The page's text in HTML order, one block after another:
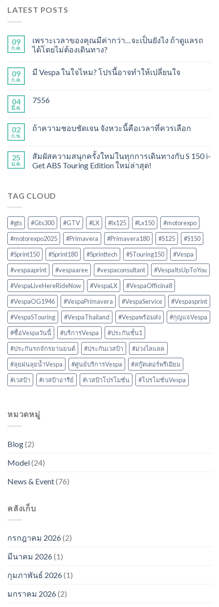
LATEST POSTS
09
ก.ค.
เพราะเวลาของคุณมีค่ากว่า…จะเป็นยังไง ถ้าดูแลรถ
ได้โดยไม่ต้องเดินทาง?
09
ก.ค.
มี Vespa ในใจไหม? โปรนี้อาจทำให้เปลี่ยนใจ
04
มี.ค.
7556
02
ก.พ.
ถ้าความชอบชัดเจน จังหวะนี้คือเวลาที่ควรเลือก
25
ม.ค.
สัมผัสความสนุกครั้งใหม่ในทุกการเดินทางกับ S 150 i-
Get ABS Touring Edition ใหม่ล่าสุด!
TAG CLOUD
#gts #Gts300 #GTV #LX #lx125 #Lx150
#motorexpo
#motorexpo2025
#Primavera #Primavera180 #S125
#S150
#Sprint150
#Sprint180 #Sprinttech #STouring150
#Vespa
#vespaaprint
#vespaaree #vespaconsultant
#VespaItsUpToYou
#VespaLiveHereRideNow
#VespaLX
#VespaOfficina8
#VespaOG1946
#VespaPrimavera #VespaService
#Vespasprint
#VespaSTouring
#VespaThailand #Vespaพร้อมส่ง
#กุญแจVespa
#ซื้อVespaวันนี้
#บริการVespa
#ประกันชั้น1
#ประกันรถจักรยานยนต์
#ประกันเวสป้า
#ม่วงไลแลค
#ลุยฝนลุยน้ำVespa
#ศูนย์บริการVespa
#สกู๊ตเตอร์พรีเมียม
#เวสป้า
#เวสป้าอารีย์ #เวสป้าโปรโมชั่น #โปรโมชั่นVespa
หมวดหมู่
Blog(2)
Model(24)
News & Event(76)
คลังเก็บ
กรกฎาคม 2026(2)
มีนาคม 2026(1)
กุมภาพันธ์ 2026(1)
มกราคม 2026(2)